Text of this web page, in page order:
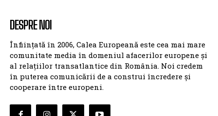
DESPRE NOI
Înființată în 2006, Calea Europeană este cea mai mare
comunitate media în domeniul afacerilor europene și
al relațiilor transatlantice din România. Noi credem
în puterea comunicării de a construi încredere și
cooperare între europeni.